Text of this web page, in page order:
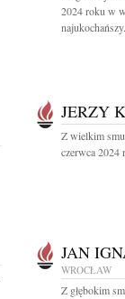
2024 roku w
JERZY
Z wielkim
czerwca 2024
JAN
WROCŁAW
Z głębokim